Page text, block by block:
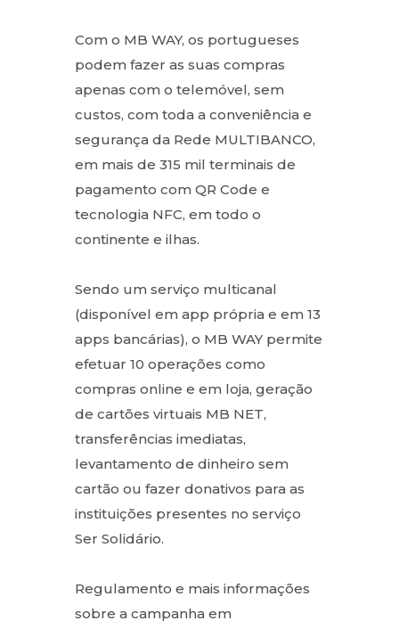
Com o MB WAY, os portugueses
podem fazer as suas compras
apenas com o telemóvel, sem
custos, com toda a conveniência e
segurança da Rede MULTIBANCO,
em mais de 315 mil terminais de
pagamento com QR Code e
tecnologia NFC, em todo o
continente e ilhas.
Sendo um serviço multicanal
(disponível em app própria e em 13
apps bancárias), o MB WAY permite
efetuar 10 operações como
compras online e em loja, geração
de cartões virtuais MB NET,
transferências imediatas,
levantamento de dinheiro sem
cartão ou fazer donativos para as
instituições presentes no serviço
Ser Solidário.
Regulamento e mais informações
sobre a campanha em